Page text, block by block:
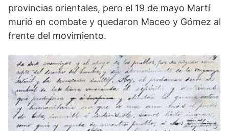
provincias orientales, pero el 19 de mayo Martí
murió en combate y quedaron Maceo y Gómez al
frente del movimiento.